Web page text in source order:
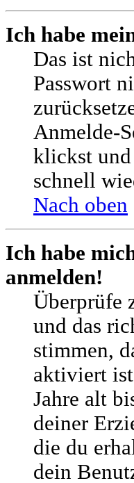
Ich habe
Das ist
Passwort
Anmelde-
klickst und
schnell
Nach oben
Ich habe
anmelden!
Überprüfe
und das
stimmen,
aktiviert ist
Jahre alt
deiner
die du
dein